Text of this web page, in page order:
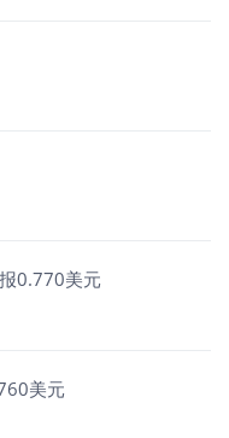
0.770美元
美元